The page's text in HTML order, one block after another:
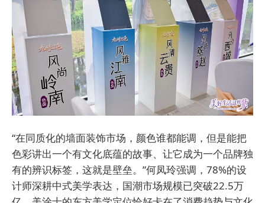
“在同质化的墙面装饰市场，颜色谁都能调，但是能把
色彩讲出一个有文化底蕴的故事、让它成为一个品牌独
有的辨识标签，这就是壁垒。”何凤玲强调，78%的设
计师深耕中式美学表达，国潮市场规模已突破22.5万